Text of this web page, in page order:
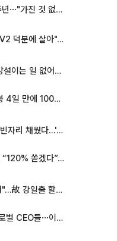
임영웅, 어느덧 데뷔 10주년⋯"가진 것 없던 시절, 내 앞엔 20명의 팬뿐"
'굿 윌 헌팅' 배우 "기아 EV2 덕분에 살아"…교통사고 후 안전성 극찬
李대통령 “청년이 결혼 망설이는 일 없어야...제도상 불이익 조사”
놀란 감독 '오디세이', 개봉 4일 만에 100만 돌파⋯'왕사남' 보다 빠르다
'불명' 문세윤, 故 터틀맨 빈자리 채웠다…'거북이' 눈물의 최종 우승
AT마드리드 ‘7번’ 이강인 “120% 쏟겠다”⋯시메오네 감독 “필요한 선수”
추미애 "우리 목표는 연대"…故 강일출 할머니 흉상 제막
직원 데리고 등산가는 글로벌 CEO들⋯이유 있었네